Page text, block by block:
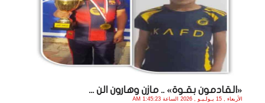
«القادمون بقـوة» .. مازن وهارون الن ...
الأربعاء , 15 يـولـيـو , 2026 الساعة 1:45:23 AM